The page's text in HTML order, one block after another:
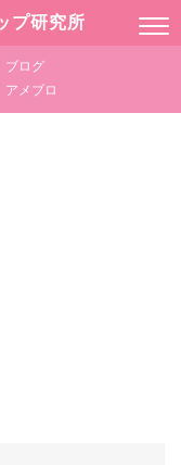
プ研究所
ブログ
アメブロ